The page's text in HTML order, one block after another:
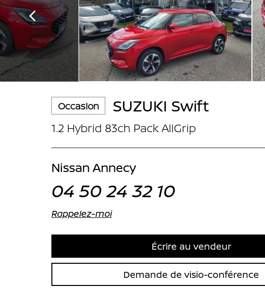
Occasion SUZUKI Swift
1.2 Hybrid 83ch Pack AllGrip
Nissan Annecy
04 50 24 32 10
Rappelez-moi
Écrire au vendeur
Demande de visio-conférence